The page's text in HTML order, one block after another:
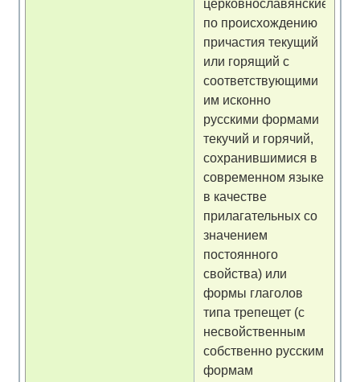
церковнославянские
по происхождению
причастия текущий
или горящий с
соответствующими
им исконно
русскими формами
текучий и горячий,
сохранившимися в
современном языке
в качестве
прилагательных со
значением
постоянного
свойства) или
формы глаголов
типа трепещет (с
несвойственным
собственно русским
формам